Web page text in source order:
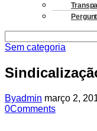
Sem categoria
Byadmin março 2,
0Comments